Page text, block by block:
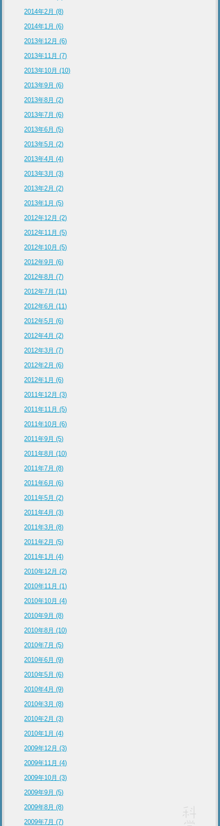
2014年2月 (8)
2014年1月 (6)
2013年12月 (6)
2013年11月 (7)
2013年10月 (10)
2013年9月 (6)
2013年8月 (2)
2013年7月 (6)
2013年6月 (5)
2013年5月 (2)
2013年4月 (4)
2013年3月 (3)
2013年2月 (2)
2013年1月 (5)
2012年12月 (2)
2012年11月 (5)
2012年10月 (5)
2012年9月 (6)
2012年8月 (7)
2012年7月 (11)
2012年6月 (11)
2012年5月 (6)
2012年4月 (2)
2012年3月 (7)
2012年2月 (6)
2012年1月 (6)
2011年12月 (3)
2011年11月 (5)
2011年10月 (6)
2011年9月 (5)
2011年8月 (10)
2011年7月 (8)
2011年6月 (6)
2011年5月 (2)
2011年4月 (3)
2011年3月 (8)
2011年2月 (5)
2011年1月 (4)
2010年12月 (2)
2010年11月 (1)
2010年10月 (4)
2010年9月 (8)
2010年8月 (10)
2010年7月 (5)
2010年6月 (9)
2010年5月 (6)
2010年4月 (9)
2010年3月 (8)
2010年2月 (3)
2010年1月 (4)
2009年12月 (3)
2009年11月 (4)
2009年10月 (3)
2009年9月 (5)
2009年8月 (8)
2009年7月 (7)